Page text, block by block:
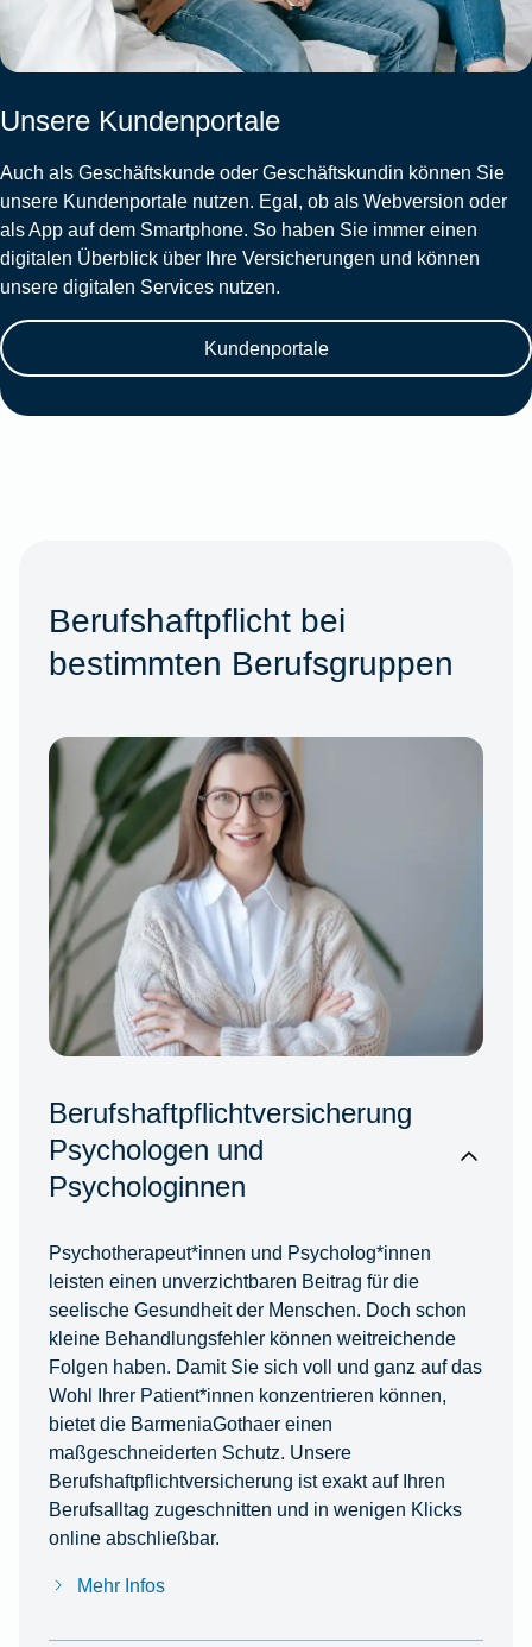
Unsere Kundenportale
Auch als Geschäftskunde oder Geschäftskundin können Sie
unsere Kundenportale nutzen. Egal, ob als Webversion oder
als App auf dem Smartphone. So haben Sie immer einen
digitalen Überblick über Ihre Versicherungen und können
unsere digitalen Services nutzen.
Kundenportale
Berufshaftpflicht bei
bestimmten Berufsgruppen
Berufshaftpflichtversicherung
Psychologen und
Psychologinnen
Psychotherapeut*innen und Psycholog*innen
leisten einen unverzichtbaren Beitrag für die
seelische Gesundheit der Menschen. Doch schon
kleine Behandlungsfehler können weitreichende
Folgen haben. Damit Sie sich voll und ganz auf das
Wohl Ihrer Patient*innen konzentrieren können,
bietet die BarmeniaGothaer einen
maßgeschneiderten Schutz. Unsere
Berufshaftpflichtversicherung ist exakt auf Ihren
Berufsalltag zugeschnitten und in wenigen Klicks
online abschließbar.
Mehr Infos